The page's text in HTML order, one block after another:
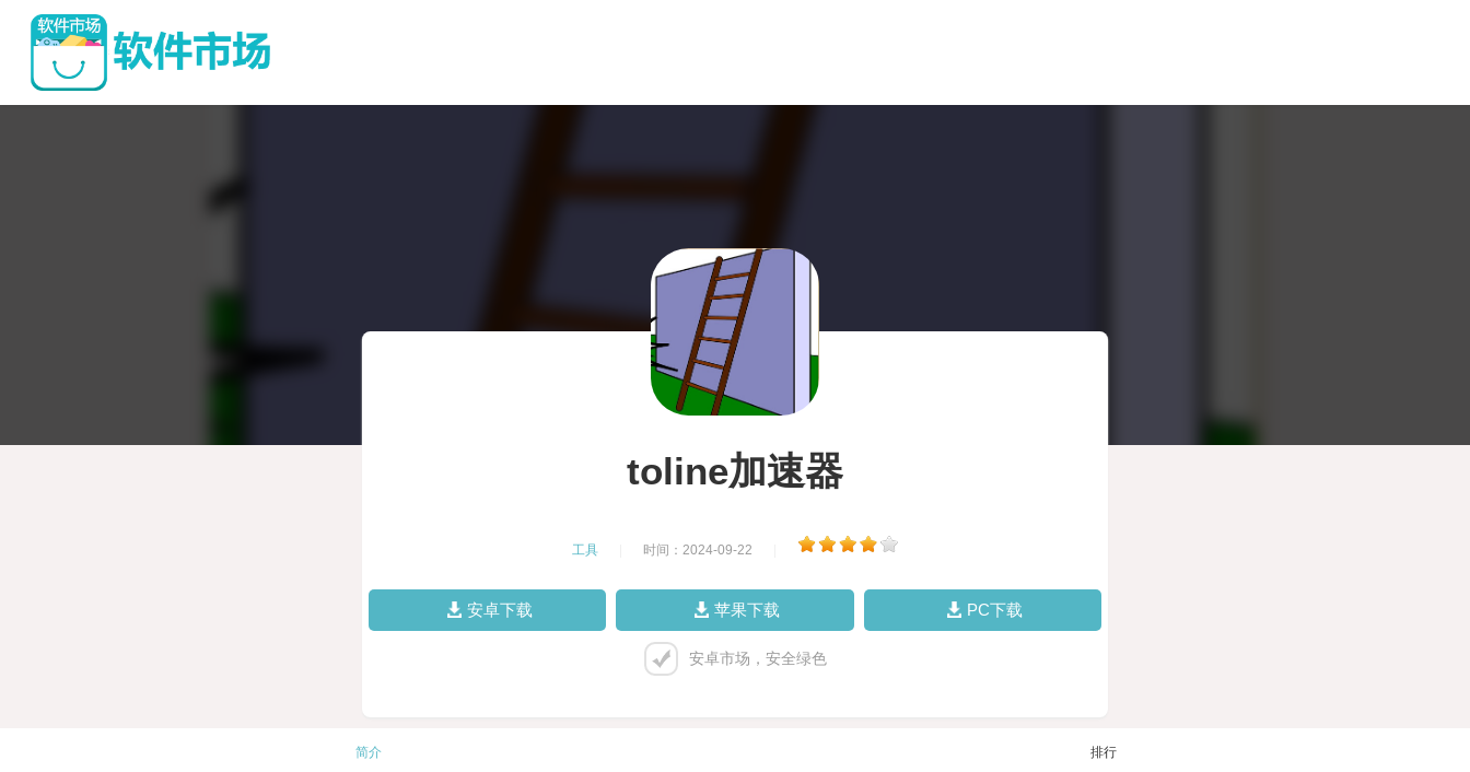
toline加速器
工具 时间：2024-09-22
安卓下载 苹果下载 PC下载
安卓市场，安全绿色
简介 排行